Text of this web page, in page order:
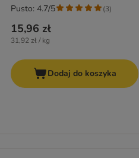
15,96 zł
31,92 zł / kg
Pusto: 4.7/5 (3)
Dodaj do koszyka